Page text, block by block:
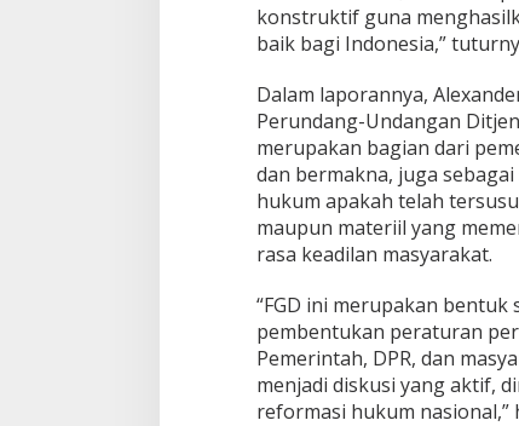
konstruktif guna
baik bagi Indonesia,”
Dalam laporannya,
Perundang-Undangan
merupakan bagian dari
dan bermakna, juga
hukum apakah telah
maupun materiil yang
rasa keadilan masyarakat.
“FGD ini merupakan
pembentukan peraturan
Pemerintah, DPR, dan
menjadi diskusi yang aktif,
reformasi hukum nasional,”